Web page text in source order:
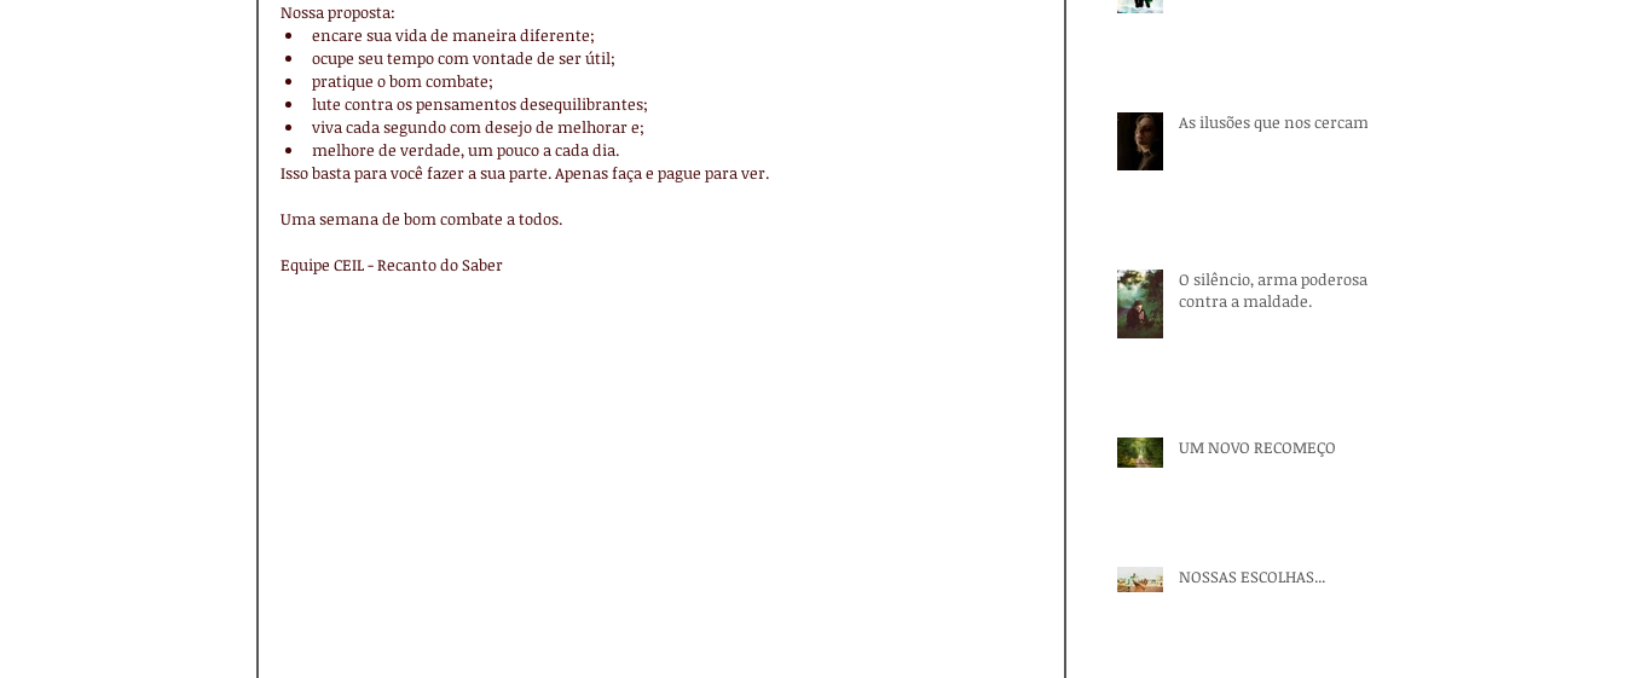
Nossa proposta:
encare sua vida de maneira diferente;
ocupe seu tempo com vontade de ser útil;
pratique o bom combate;
lute contra os pensamentos desequilibrantes;
viva cada segundo com desejo de melhorar e;
melhore de verdade, um pouco a cada dia.
Isso basta para você fazer a sua parte. Apenas faça e pague para ver.
Uma semana de bom combate a todos.
Equipe CEIL - Recanto do Saber
As ilusões que nos cercam.
O silêncio, arma poderosa
contra a maldade.
UM NOVO RECOMEÇO
NOSSAS ESCOLHAS...